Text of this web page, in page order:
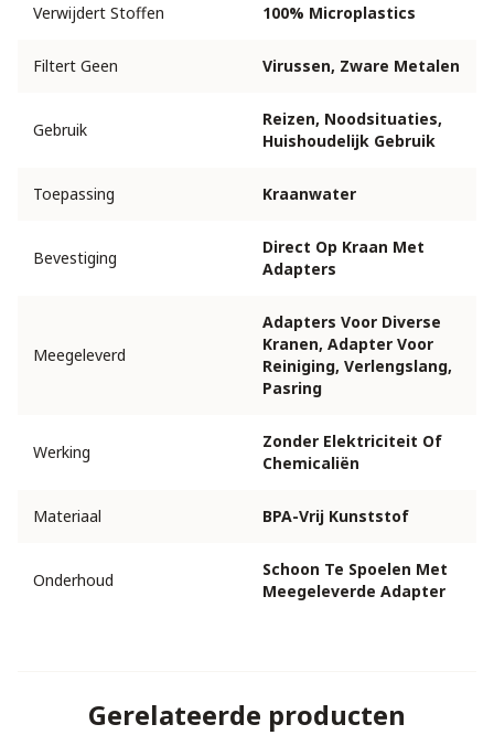
Verwijdert Stoffen 100% Microplastics
Filtert Geen Virussen, Zware Metalen
Gebruik
Reizen, Noodsituaties,
Huishoudelijk Gebruik
Toepassing Kraanwater
Bevestiging
Direct Op Kraan Met
Adapters
Meegeleverd
Adapters Voor Diverse
Kranen, Adapter Voor
Reiniging, Verlengslang,
Pasring
Werking
Zonder Elektriciteit Of
Chemicaliën
Materiaal BPA-Vrij Kunststof
Onderhoud
Schoon Te Spoelen Met
Meegeleverde Adapter
Gerelateerde producten